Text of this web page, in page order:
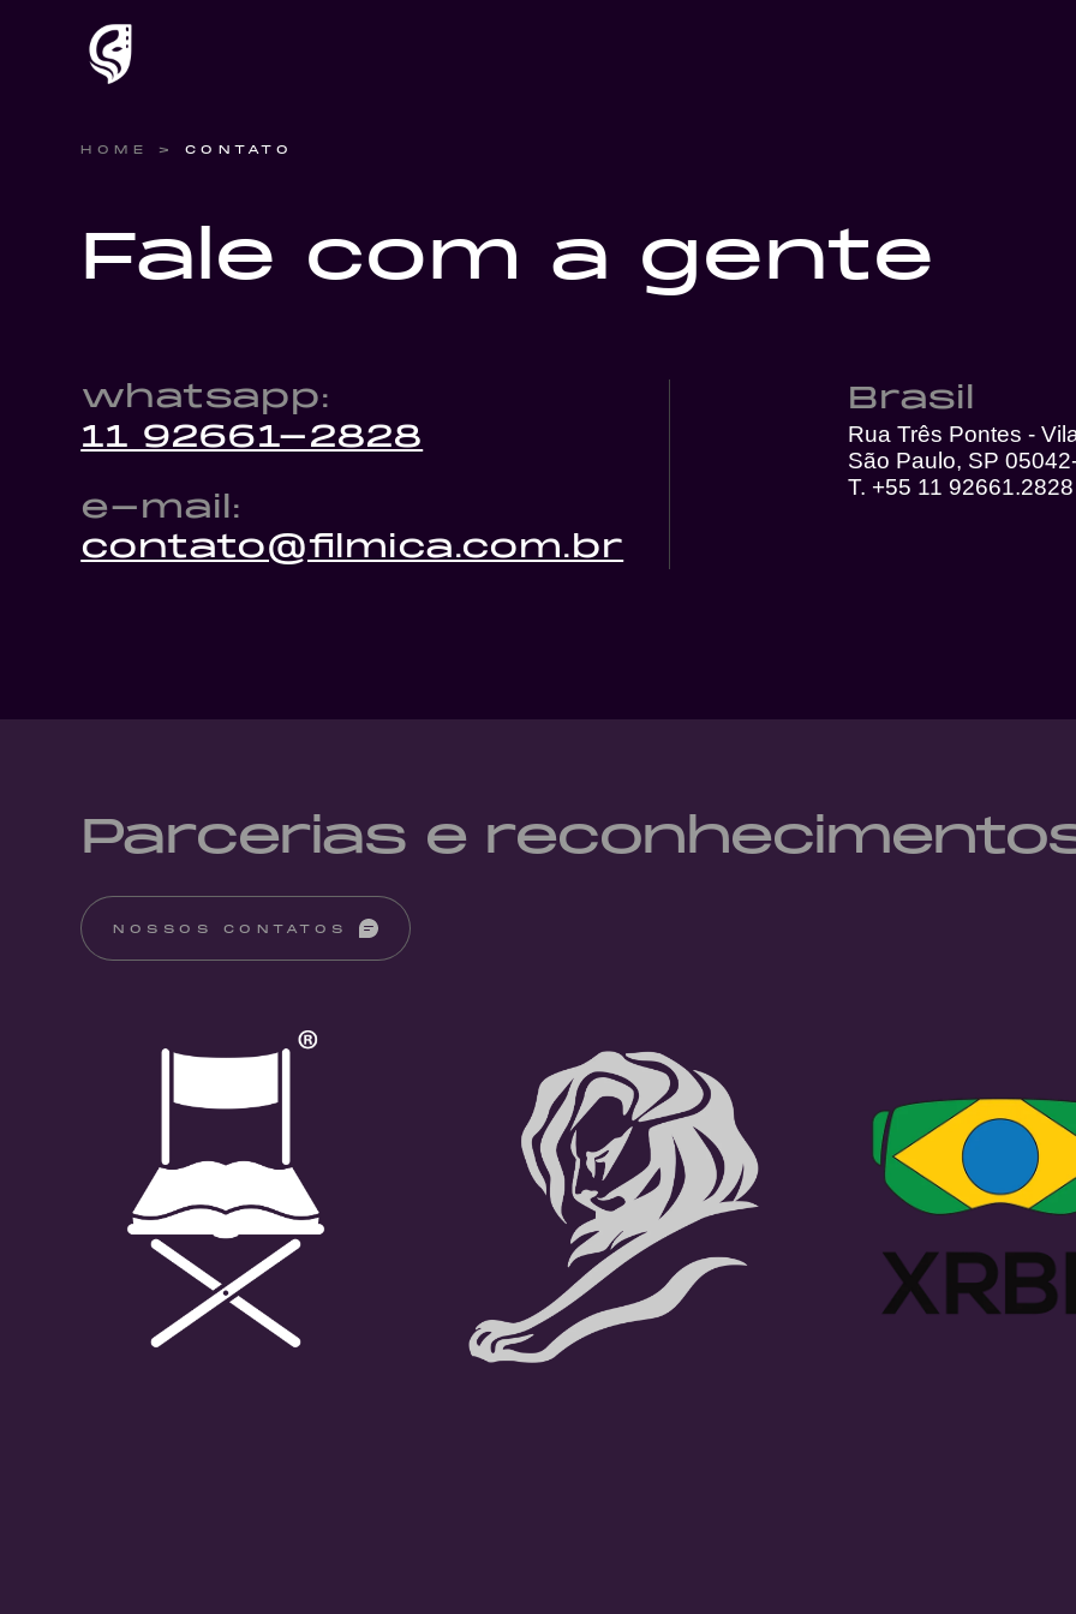
HOME > CONTATO
Fale com a gente
whatsapp:
11 92661-2828
e-mail:
contato@filmica.com.br
Brasil
Rua Três Pontes -
São Paulo, SP
T. +55 11 92661.2828
Parcerias e
NOSSOS CONTATOS